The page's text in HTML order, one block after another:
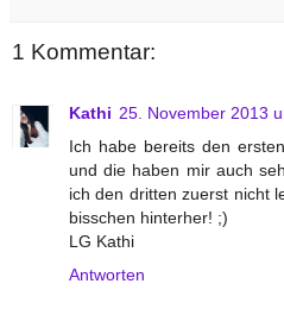
1 Kommentar:
Kathi 25. November 2013
Ich habe bereits den
und die haben mir auch
ich den dritten zuerst nicht
bisschen hinterher! ;)
LG Kathi
Antworten